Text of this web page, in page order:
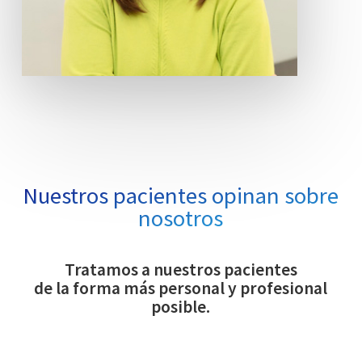
Nuestros pacientes opinan sobre
nosotros
Tratamos a nuestros pacientes
de la forma más personal y profesional
posible.